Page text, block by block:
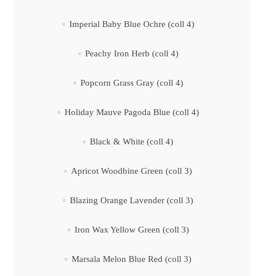
Imperial Baby Blue Ochre (coll 4)
Peachy Iron Herb (coll 4)
Popcorn Grass Gray (coll 4)
Holiday Mauve Pagoda Blue (coll 4)
Black & White (coll 4)
Apricot Woodbine Green (coll 3)
Blazing Orange Lavender (coll 3)
Iron Wax Yellow Green (coll 3)
Marsala Melon Blue Red (coll 3)